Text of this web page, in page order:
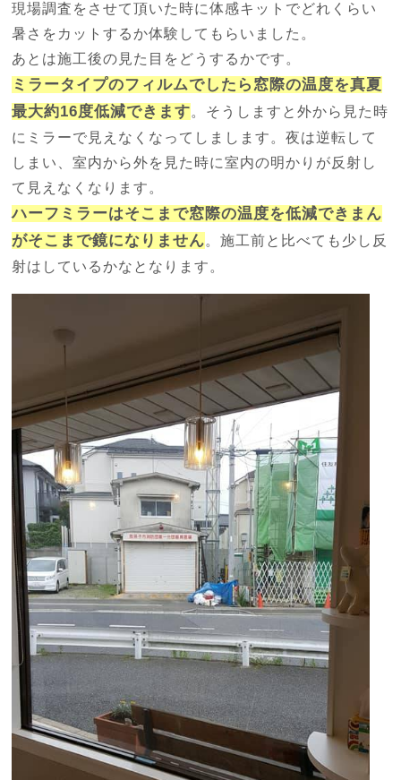
現場調査をさせて頂いた時に体感キットでどれくらい
暑さをカットするか体験してもらいました。
あとは施工後の見た目をどうするかです。
ミラータイプのフィルムでしたら窓際の温度を真夏
最大約16度低減できます。そうしますと外から見た時
にミラーで見えなくなってしまします。夜は逆転して
しまい、室内から外を見た時に室内の明かりが反射し
て見えなくなります。
ハーフミラーはそこまで窓際の温度を低減できまん
がそこまで鏡になりません。施工前と比べても少し反
射はしているかなとなります。